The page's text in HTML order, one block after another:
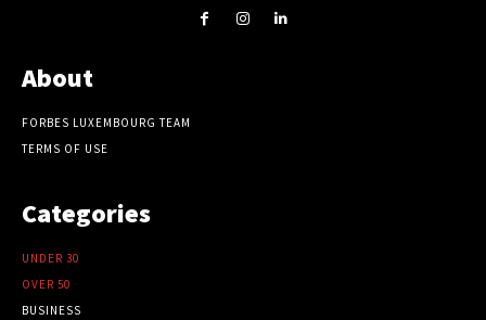
About
FORBES LUXEMBOURG TEAM
TERMS OF USE
Categories
UNDER 30
OVER 50
BUSINESS